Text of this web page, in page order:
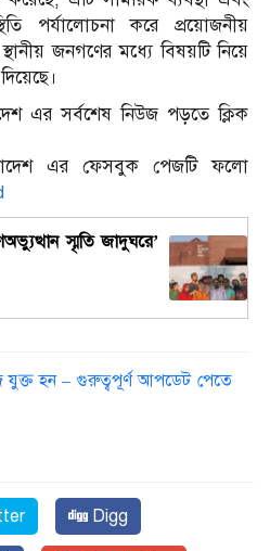
পর্যালোচনা করে প্রয়োজনীয়
জনগণের মধ্যে বিষয়টি নিয়ে
এর সর্বশেষ নিউজ পড়তে ক্লিক
এর ফেসবুক পেজটি ফলো
স্মৃতি জাদুঘরে’
হন – গুরুত্বপূর্ণ আপডেট পেতে
Digg